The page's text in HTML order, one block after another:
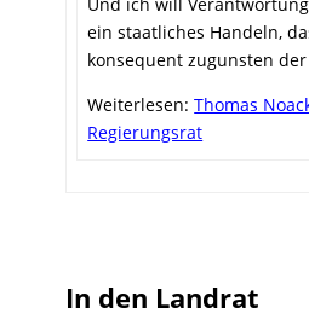
ein staatliches Handeln,
konsequent zugunsten
Weiterlesen: Thomas
Regierungsrat
In den Landrat